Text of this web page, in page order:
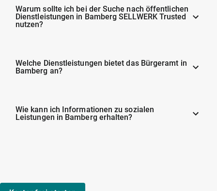
Warum sollte ich bei der Suche nach öffentlichen
Dienstleistungen in Bamberg SELLWERK Trusted
nutzen?
Welche Dienstleistungen bietet das Bürgeramt in
Bamberg an?
Wie kann ich Informationen zu sozialen
Leistungen in Bamberg erhalten?